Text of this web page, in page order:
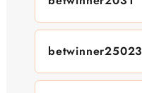
betwinner25023